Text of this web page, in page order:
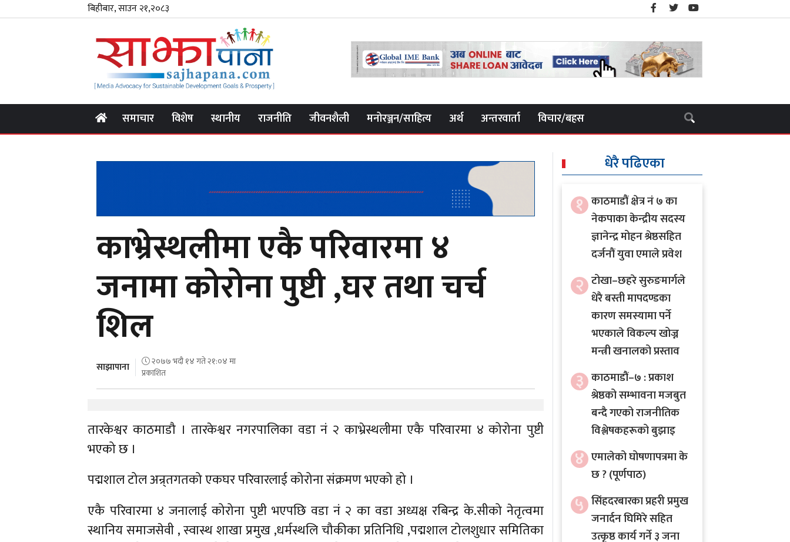
बिहीबार, साउन २१,२०८३
समाचार विशेष स्थानीय राजनीति जीवनशैली मनोरञ्जन/साहित्य अर्थ अन्तरवार्ता विचार/बहस
काभ्रेस्थलीमा एकै परिवारमा ४
जनामा कोरोना पुष्टी ,घर तथा चर्च
शिल
साझापाना
२०७७ भदौ १४ गते २१:०४ मा
प्रकाशित
तारकेश्वर काठमाडौ । तारकेश्वर नगरपालिका वडा नं २ काभ्रेस्थलीमा एकै परिवारमा ४ कोरोना पुष्टी
भएको छ ।
पद्मशाल टोल अन्र्तगतको एकघर परिवारलाई कोरोना संक्रमण भएको हो ।
एकै परिवारमा ४ जनालाई कोरोना पुष्टी भएपछि वडा नं २ का वडा अध्यक्ष रबिन्द्र के.सीको नेतृत्वमा
स्थानिय समाजसेवी , स्वास्थ शाखा प्रमुख ,धर्मस्थलि चौकीका प्रतिनिधि ,पद्मशाल टोलशुधार समितिका
धेरै पढिएका
१ काठमाडौं क्षेत्र नं ७ का
नेकपाका केन्द्रीय सदस्य
ज्ञानेन्द्र मोहन श्रेष्ठसहित
दर्जनौं युवा एमाले प्रवेश
२ टोखा–छहरे सुरुङमार्गले
धेरै बस्ती मापदण्डका
कारण समस्यामा पर्ने
भएकाले विकल्प खोज्न
मन्त्री खनालको प्रस्ताव
३ काठमाडौं–७ : प्रकाश
श्रेष्ठको सम्भावना मजबुत
बन्दै गएको राजनीतिक
विश्लेषकहरूको बुझाइ
४ एमालेको घोषणापत्रमा के
छ ? (पूर्णपाठ)
५ सिंहदरबारका प्रहरी प्रमुख
जनार्दन घिमिरे सहित
उत्कृष्ठ कार्य गर्ने ३ जना